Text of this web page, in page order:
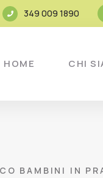
349 009 1890
HOME CHI
BAMBINI IN